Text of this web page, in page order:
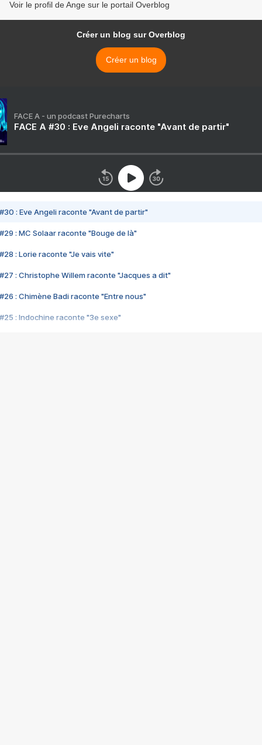
Voir le profil de Ange sur le portail Overblog
Créer un blog sur Overblog
Créer un blog
FACE A - un podcast Purecharts
FACE A #30 : Eve Angeli raconte "Avant de partir"
#30 : Eve Angeli raconte "Avant de partir"
#29 : MC Solaar raconte "Bouge de là"
#28 : Lorie raconte "Je vais vite"
#27 : Christophe Willem raconte "Jacques a dit"
#26 : Chimène Badi raconte "Entre nous"
#25 : Indochine raconte "3e sexe"